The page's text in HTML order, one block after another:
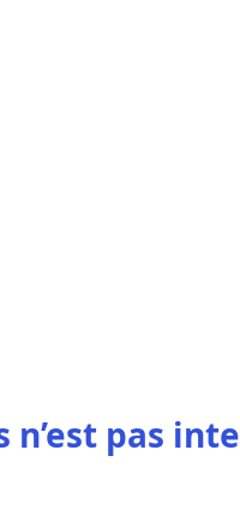
n’est pas